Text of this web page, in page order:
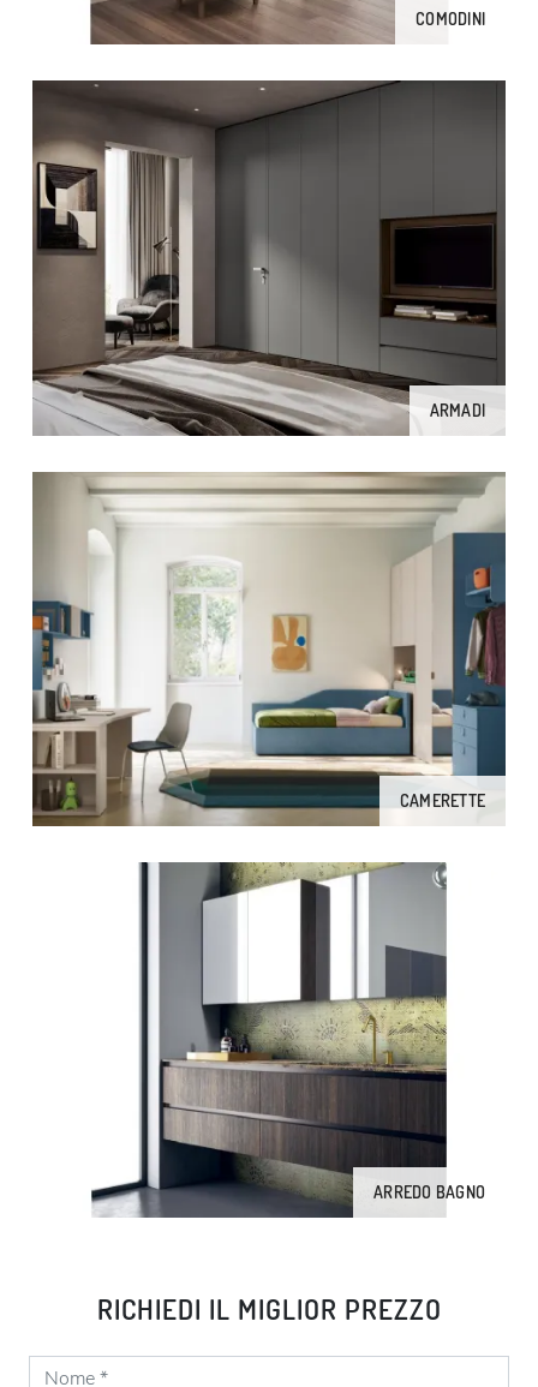
COMODINI
ARMADI
CAMERETTE
ARREDO BAGNO
RICHIEDI IL MIGLIOR PREZZO